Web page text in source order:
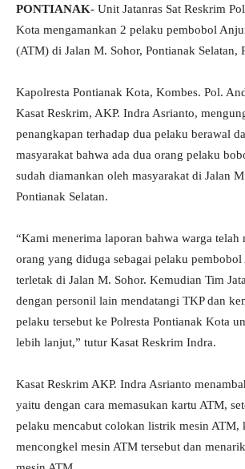
PONTIANAK- Unit Jatanras Sat Reskrim
Kota mengamankan 2 pelaku pembobol
(ATM) di Jalan M. Sohor, Pontianak Selatan,
Kapolresta Pontianak Kota, Kombes. Pol.
Kasat Reskrim, AKP. Indra Asrianto,
penangkapan terhadap dua pelaku berawal
masyarakat bahwa ada dua orang pelaku
sudah diamankan oleh masyarakat di Jalan
Pontianak Selatan.
“Kami menerima laporan bahwa warga telah
orang yang diduga sebagai pelaku
terletak di Jalan M. Sohor. Kemudian Tim
dengan personil lain mendatangi TKP dan
pelaku tersebut ke Polresta Pontianak Kota
lebih lanjut,” tutur Kasat Reskrim Indra.
Kasat Reskrim AKP. Indra Asrianto
yaitu dengan cara memasukan kartu ATM,
pelaku mencabut colokan listrik mesin ATM,
mencongkel mesin ATM tersebut dan